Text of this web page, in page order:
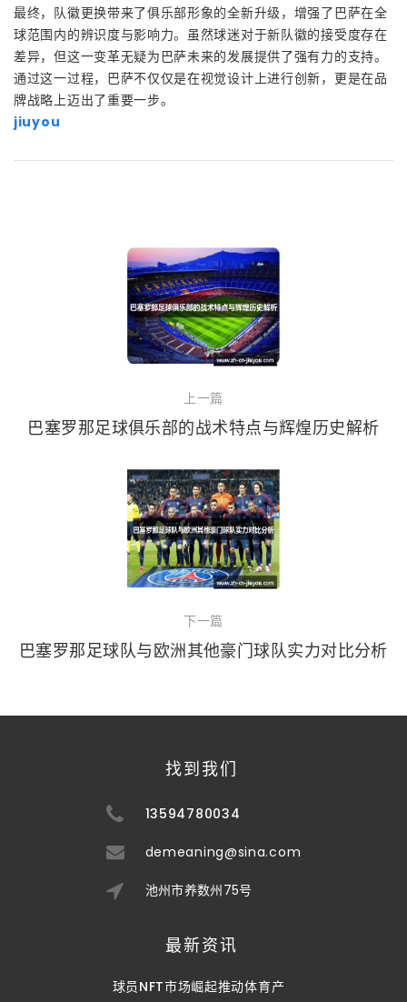
最终，队徽更换带来了俱乐部形象的全新升级，增强了巴萨在全
球范围内的辨识度与影响力。虽然球迷对于新队徽的接受度存在
差异，但这一变革无疑为巴萨未来的发展提供了强有力的支持。
通过这一过程，巴萨不仅仅是在视觉设计上进行创新，更是在品
牌战略上迈出了重要一步。
jiuyou
上一篇
巴塞罗那足球俱乐部的战术特点与辉煌历史解析
下一篇
巴塞罗那足球队与欧洲其他豪门球队实力对比分析
找到我们
13594780034
demeaning@sina.com
池州市养数州75号
最新资讯
球员NFT市场崛起推动体育产